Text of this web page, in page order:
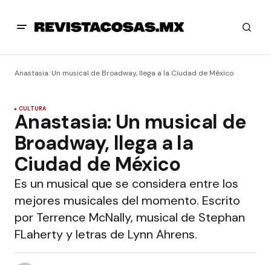
Anastasia: Un musical de Broadway, llega a la Ciudad de México
CULTURA
Anastasia: Un musical de
Broadway, llega a la
Ciudad de México
Es un musical que se considera entre los
mejores musicales del momento. Escrito
por Terrence McNally, musical de Stephan
FLaherty y letras de Lynn Ahrens.